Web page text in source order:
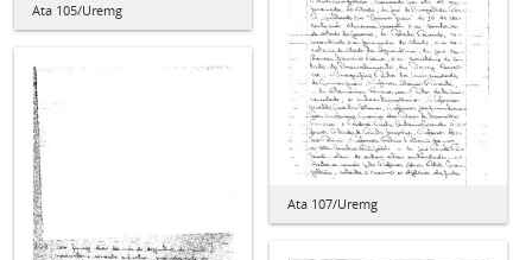
Ata 105/Uremg
Ata 107/Uremg